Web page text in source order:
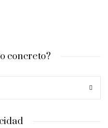
concreto?